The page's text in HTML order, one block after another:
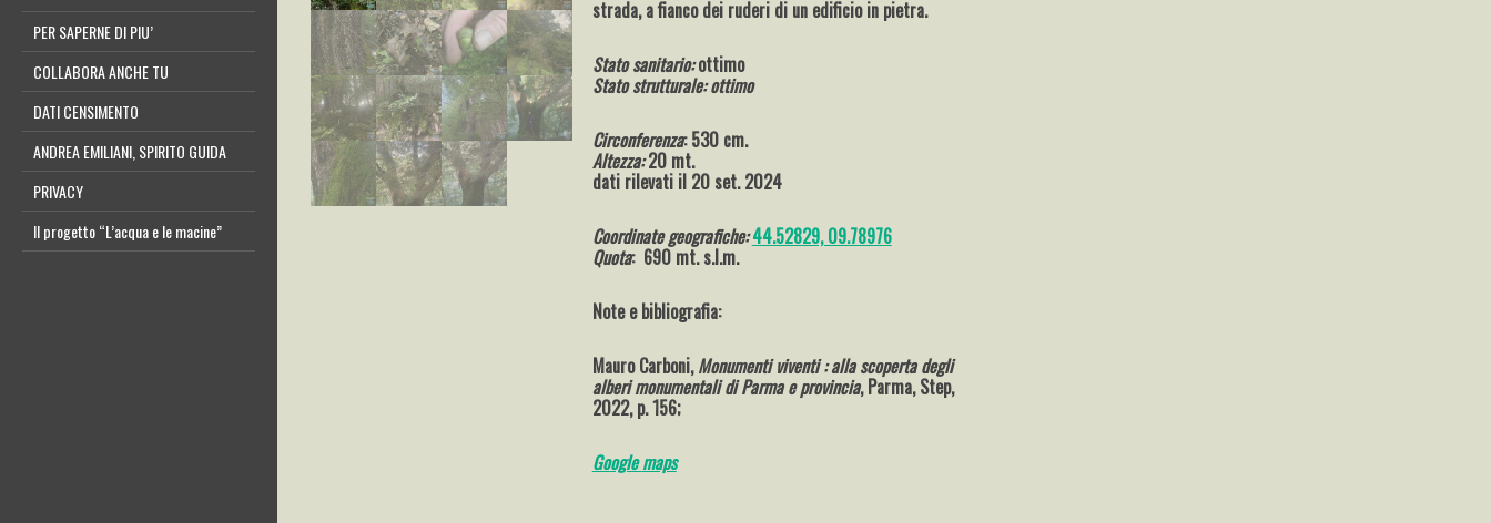
PER SAPERNE DI PIU’
COLLABORA ANCHE TU
DATI CENSIMENTO
ANDREA EMILIANI, SPIRITO GUIDA
PRIVACY
Il progetto “L’acqua e le macine”
strada, a fianco dei ruderi di un edificio in pietra.
Stato sanitario:ottimo
Stato strutturale: ottimo
Circonferenza: 530 cm.
Altezza:20 mt.
dati rilevati il 20 set. 2024
Coordinate geografiche:44.52829, 09.78976
Quota: 690 mt. s.l.m.
Note e bibliografia:
Mauro Carboni,Monumenti viventi : alla scoperta degli
alberi monumentali di Parma e provincia, Parma, Step,
2022, p. 156;
Googlemaps